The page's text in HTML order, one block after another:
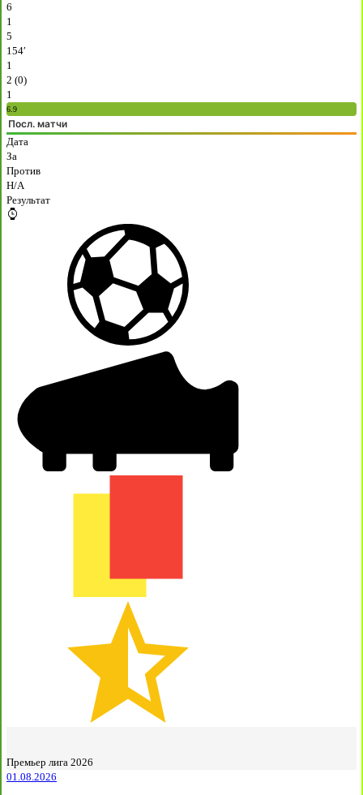
6
1
5
154′
1
2 (0)
1
6.9
Посл. матчи
Дата
За
Против
H/A
Результат
Премьер лига 2026
01.08.2026